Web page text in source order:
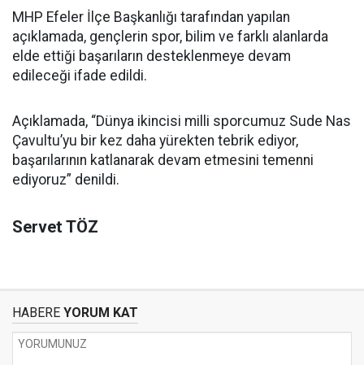
MHP Efeler İlçe Başkanlığı tarafından yapılan
açıklamada, gençlerin spor, bilim ve farklı alanlarda
elde ettiği başarıların desteklenmeye devam
edileceği ifade edildi.
Açıklamada, “Dünya ikincisi milli sporcumuz Sude Nas
Çavultu’yu bir kez daha yürekten tebrik ediyor,
başarılarının katlanarak devam etmesini temenni
ediyoruz” denildi.
Servet TÖZ
HABERE YORUM KAT